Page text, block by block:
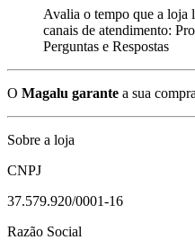
Avalia o tempo que a loja
canais de atendimento:
Perguntas e Respostas
O Magalu garante a sua
Sobre a loja
CNPJ
37.579.920/0001-16
Razão Social